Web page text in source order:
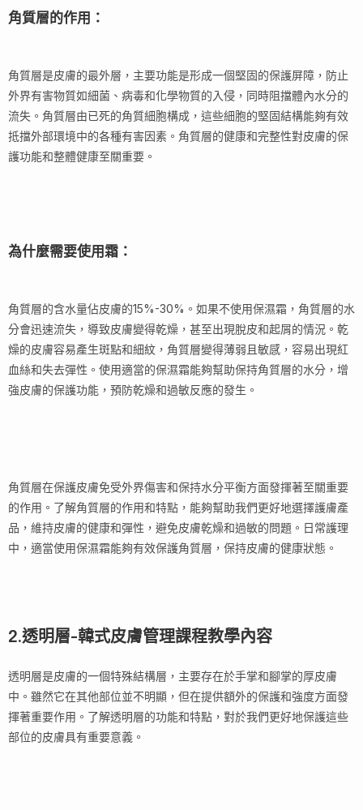
角質層的作用：
角質層是皮膚的最外層，主要功能是形成一個堅固的保護屏障，防止
外界有害物質如細菌、病毒和化學物質的入侵，同時阻擋體內水分的
流失。角質層由已死的角質細胞構成，這些細胞的堅固結構能夠有效
抵擋外部環境中的各種有害因素。角質層的健康和完整性對皮膚的保
護功能和整體健康至關重要。
為什麼需要使用霜：
角質層的含水量佔皮膚的15%-30%。如果不使用保濕霜，角質層的水
分會迅速流失，導致皮膚變得乾燥，甚至出現脫皮和起屑的情況。乾
燥的皮膚容易產生斑點和細紋，角質層變得薄弱且敏感，容易出現紅
血絲和失去彈性。使用適當的保濕霜能夠幫助保持角質層的水分，增
強皮膚的保護功能，預防乾燥和過敏反應的發生。
角質層在保護皮膚免受外界傷害和保持水分平衡方面發揮著至關重要
的作用。了解角質層的作用和特點，能夠幫助我們更好地選擇護膚產
品，維持皮膚的健康和彈性，避免皮膚乾燥和過敏的問題。日常護理
中，適當使用保濕霜能夠有效保護角質層，保持皮膚的健康狀態。
2.透明層-韓式皮膚管理課程教學內容
透明層是皮膚的一個特殊結構層，主要存在於手掌和腳掌的厚皮膚
中。雖然它在其他部位並不明顯，但在提供額外的保護和強度方面發
揮著重要作用。了解透明層的功能和特點，對於我們更好地保護這些
部位的皮膚具有重要意義。